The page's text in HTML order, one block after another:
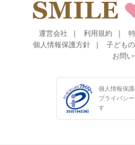
運営会社 利用規約
個人情報保護方針
子ども
お問
個人情報保
プライバシ
す